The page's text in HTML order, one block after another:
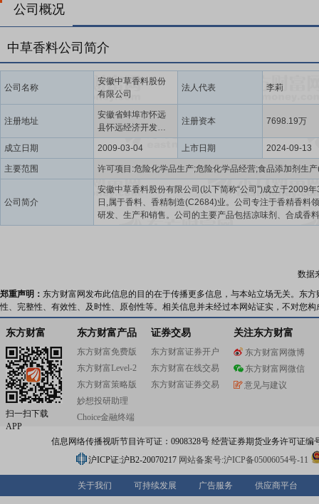
公司概况
中草香料公司简介
公司名称
安徽中草香料股份
有限公司
法人代表 李莉
注册地址
安徽省蚌埠市怀远
县怀远经济开发区
乳泉大道7号
注册资本 7698.19万
成立日期 2009-03-04 上市日期 2024-09-13
主要范围
公司简介
安徽中草香料股份有限公司(以下简称“公司”)成立于2009
日,属于香料、香精制造(C2684)业。公司专注于香精香料
研发、生产和销售。公司的主要产品包括凉味剂、合成香
然香料。其中凉味剂产品主要包括WS-23、WS-3、乳酸薄
应用领域和发展空间。公司为国家高新技术企业、安徽省
新中小企业,拥有省认定企业技术中心、安徽省企业研发中
士后科研工作站(博士后创新实践基地),曾荣获“省农业产业
企业”、“安徽十佳优秀品牌企业”等荣誉称号。公司积极实
创新引领生产实践,主要产品N,2,3-三甲基-2-异丙基丁酰胺
制定并实施了严格的产品质量和环境管理控制,已建立从原
购、产品生产、检验与仓储、销售与售后服务全过程的质
体系。公司已通过了ISO9001:2015质量管理体系认证、
ISO14001:2015环境管理体系认证、ISO22000:2018认证
FSSC22000认证等管理体系认证及食安安徽品牌认证,公
产品通过BPJPH-HALAL认证、欧盟REACH注册、美国
积累了优质、稳定的客户渠道和资源,与德之馨、奇华顿等
内外知名公司建立了稳定的合作关系。
数据
郑重声明： 东方财富网发布此信息的目的在于传播更多信息，与本站立场无关。东
性、完整性、有效性、及时性、原创性等。相关信息并未经过本网站证实，不对您
东方财富
扫一扫下载
APP
东方财富产品
东方财富免费版
东方财富Level-2
东方财富策略版
妙想投研助理
Choice金融终端
证券交易
东方财富证券开户
东方财富在线交易
东方财富证券交易
关注东方财富
东方财富网微博
东方财富网微信
意见与建议
信息网络传播视听节目许可证：0908328号 经营证券期货业务许可证编
沪ICP证:沪B2-20070217 网站备案号:沪ICP备05006054号-11
关于我们 可持续发展 广告服务 供应商平台